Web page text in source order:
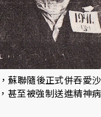
蘇聯隨後正式併吞愛沙
甚至被強制送進精神病